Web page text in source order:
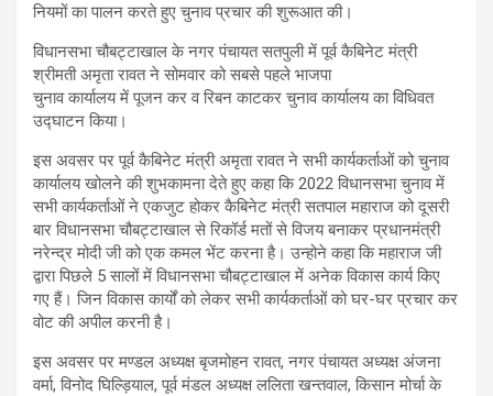
नियमों का पालन करते हुए चुनाव प्रचार की शुरूआत की।
विधानसभा चौबट्टाखाल के नगर पंचायत सतपुली में पूर्व कैबिनेट मंत्री
श्रीमती अमृता रावत ने सोमवार को सबसे पहले भाजपा
चुनाव कार्यालय में पूजन कर व रिबन काटकर चुनाव कार्यालय का विधिवत
उद्घाटन किया।
इस अवसर पर पूर्व कैबिनेट मंत्री अमृता रावत ने सभी कार्यकर्ताओं को चुनाव
कार्यालय खोलने की शुभकामना देते हुए कहा कि 2022 विधानसभा चुनाव में
सभी कार्यकर्ताओं ने एकजुट होकर कैबिनेट मंत्री सतपाल महाराज को दूसरी
बार विधानसभा चौबट्टाखाल से रिकॉर्ड मतों से विजय बनाकर प्रधानमंत्री
नरेन्द्र मोदी जी को एक कमल भेंट करना है। उन्होने कहा कि महाराज जी
द्वारा पिछले 5 सालों में विधानसभा चौबट्टाखाल में अनेक विकास कार्य किए
गए हैं। जिन विकास कार्यों को लेकर सभी कार्यकर्ताओं को घर-घर प्रचार कर
वोट की अपील करनी है।
इस अवसर पर मण्डल अध्यक्ष बृजमोहन रावत, नगर पंचायत अध्यक्ष अंजना
वर्मा, विनोद घिल्ड़ियाल, पूर्व मंडल अध्यक्ष ललिता खन्तवाल, किसान मोर्चा के